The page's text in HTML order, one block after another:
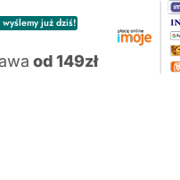
już dziś!
od 149zł